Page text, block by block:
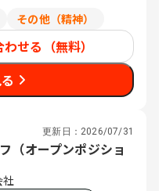
います
か月の目安金額になり
その他（精神）
せる（無料）
更新日： 2026/07/31
（オープンポジショ
社